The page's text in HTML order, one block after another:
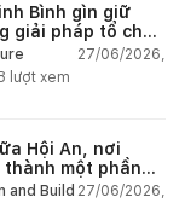
Bình gìn giữ
giải pháp tổ chức
27/06/2026,
lượt xem
Hội An, nơi
một phần
and Build 27/06/2026,